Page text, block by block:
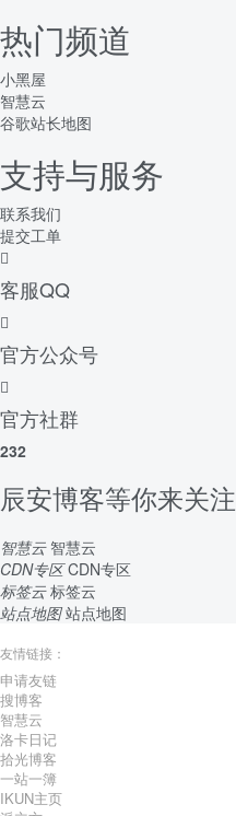
热门频道
小黑屋
智慧云
谷歌站长地图
支持与服务
联系我们
提交工单
客服QQ
官方公众号
官方社群
232
辰安博客等你来关注
智慧云 智慧云
CDN专区 CDN专区
标签云 标签云
站点地图 站点地图
友情链接：
申请友链
搜博客
智慧云
洛卡日记
拾光博客
一站一簿
IKUN主页